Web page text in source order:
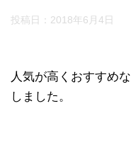
投稿日： 2018年6月4日
人気が高くおすすめ
しました。